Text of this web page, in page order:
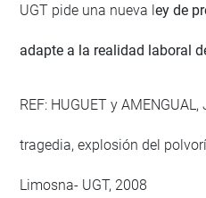
UGT pide una nueva ley de
adapte a la realidad laboral
REF: HUGUET y
tragedia, explosión del
Limosna- UGT, 2008